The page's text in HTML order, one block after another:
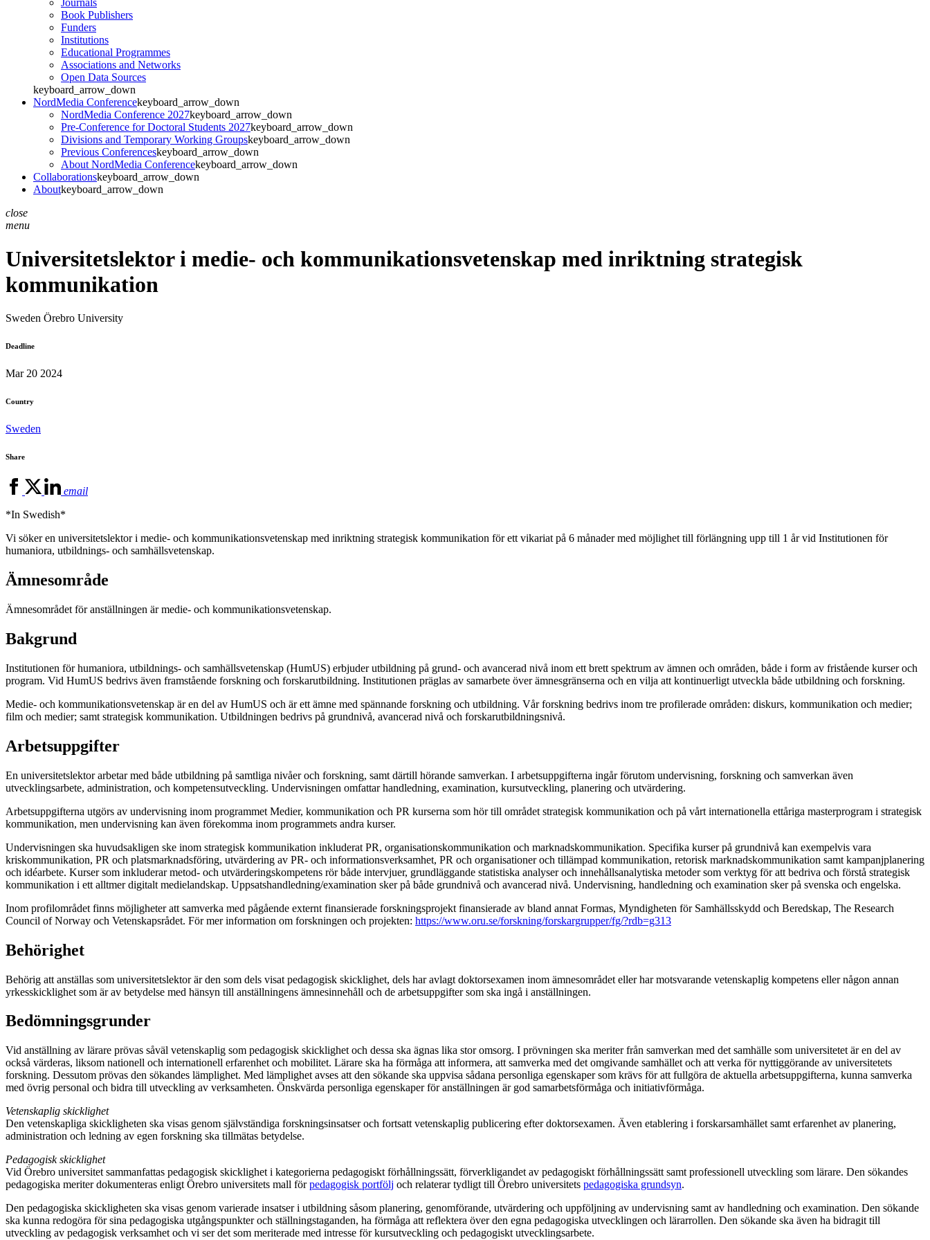
Book Publishers
Funders
Institutions
Educational Programmes
Associations and Networks
Open Data Sources
keyboard_arrow_down
NordMedia Conferencekeyboard_arrow_down
NordMedia Conference 2027keyboard_arrow_down
Pre-Conference for Doctoral Students 2027keyboard_arrow_down
Divisions and Temporary Working Groupskeyboard_arrow_down
Previous Conferenceskeyboard_arrow_down
About NordMedia Conferencekeyboard_arrow_down
Collaborationskeyboard_arrow_down
Aboutkeyboard_arrow_down
close
menu
Universitetslektor i medie- och kommunikationsvetenskap med inriktning strategisk
kommunikation
Sweden Örebro University
Deadline
Mar 20 2024
Country
Sweden
Share
email
*In Swedish*
Vi söker en universitetslektor i medie- och kommunikationsvetenskap med inriktning strategisk kommunikation för ett vikariat på 6 månader med möjlighet till förlängning upp till 1 år vid Institutionen för
humaniora, utbildnings- och samhällsvetenskap.
Ämnesområde
Ämnesområdet för anställningen är medie- och kommunikationsvetenskap.
Bakgrund
Institutionen för humaniora, utbildnings- och samhällsvetenskap (HumUS) erbjuder utbildning på grund- och avancerad nivå inom ett brett spektrum av ämnen och områden, både i form av fristående kurser och
program. Vid HumUS bedrivs även framstående forskning och forskarutbildning. Institutionen präglas av samarbete över ämnesgränserna och en vilja att kontinuerligt utveckla både utbildning och forskning.
Medie- och kommunikationsvetenskap är en del av HumUS och är ett ämne med spännande forskning och utbildning. Vår forskning bedrivs inom tre profilerade områden: diskurs, kommunikation och medier;
film och medier; samt strategisk kommunikation. Utbildningen bedrivs på grundnivå, avancerad nivå och forskarutbildningsnivå.
Arbetsuppgifter
En universitetslektor arbetar med både utbildning på samtliga nivåer och forskning, samt därtill hörande samverkan. I arbetsuppgifterna ingår förutom undervisning, forskning och samverkan även
utvecklingsarbete, administration, och kompetensutveckling. Undervisningen omfattar handledning, examination, kursutveckling, planering och utvärdering.
Arbetsuppgifterna utgörs av undervisning inom programmet Medier, kommunikation och PR kurserna som hör till området strategisk kommunikation och på vårt internationella ettåriga masterprogram i strategisk
kommunikation, men undervisning kan även förekomma inom programmets andra kurser.
Undervisningen ska huvudsakligen ske inom strategisk kommunikation inkluderat PR, organisationskommunikation och marknadskommunikation. Specifika kurser på grundnivå kan exempelvis vara
kriskommunikation, PR och platsmarknadsföring, utvärdering av PR- och informationsverksamhet, PR och organisationer och tillämpad kommunikation, retorisk marknadskommunikation samt kampanjplanering
och idéarbete. Kurser som inkluderar metod- och utvärderingskompetens rör både intervjuer, grundläggande statistiska analyser och innehållsanalytiska metoder som verktyg för att bedriva och förstå strategisk
kommunikation i ett alltmer digitalt medielandskap. Uppsatshandledning/examination sker på både grundnivå och avancerad nivå. Undervisning, handledning och examination sker på svenska och engelska.
Inom profilområdet finns möjligheter att samverka med pågående externt finansierade forskningsprojekt finansierade av bland annat Formas, Myndigheten för Samhällsskydd och Beredskap, The Research
Council of Norway och Vetenskapsrådet. För mer information om forskningen och projekten: https://www.oru.se/forskning/forskargrupper/fg/?rdb=g313
Behörighet
Behörig att anställas som universitetslektor är den som dels visat pedagogisk skicklighet, dels har avlagt doktorsexamen inom ämnesområdet eller har motsvarande vetenskaplig kompetens eller någon annan
yrkesskicklighet som är av betydelse med hänsyn till anställningens ämnesinnehåll och de arbetsuppgifter som ska ingå i anställningen.
Bedömningsgrunder
Vid anställning av lärare prövas såväl vetenskaplig som pedagogisk skicklighet och dessa ska ägnas lika stor omsorg. I prövningen ska meriter från samverkan med det samhälle som universitetet är en del av
också värderas, liksom nationell och internationell erfarenhet och mobilitet. Lärare ska ha förmåga att informera, att samverka med det omgivande samhället och att verka för nyttiggörande av universitetets
forskning. Dessutom prövas den sökandes lämplighet. Med lämplighet avses att den sökande ska uppvisa sådana personliga egenskaper som krävs för att fullgöra de aktuella arbetsuppgifterna, kunna samverka
med övrig personal och bidra till utveckling av verksamheten. Önskvärda personliga egenskaper för anställningen är god samarbetsförmåga och initiativförmåga.
Vetenskaplig skicklighet
Den vetenskapliga skickligheten ska visas genom självständiga forskningsinsatser och fortsatt vetenskaplig publicering efter doktorsexamen. Även etablering i forskarsamhället samt erfarenhet av planering,
administration och ledning av egen forskning ska tillmätas betydelse.
Pedagogisk skicklighet
Vid Örebro universitet sammanfattas pedagogisk skicklighet i kategorierna pedagogiskt förhållningssätt, förverkligandet av pedagogiskt förhållningssätt samt professionell utveckling som lärare. Den sökandes
pedagogiska meriter dokumenteras enligt Örebro universitets mall förpedagogisk portfölj och relaterar tydligt till Örebro universitets pedagogiska grundsyn.
Den pedagogiska skickligheten ska visas genom varierade insatser i utbildning såsom planering, genomförande, utvärdering och uppföljning av undervisning samt av handledning och examination. Den sökande
ska kunna redogöra för sina pedagogiska utgångspunkter och ställningstaganden, ha förmåga att reflektera över den egna pedagogiska utvecklingen och lärarrollen. Den sökande ska även ha bidragit till
utveckling av pedagogisk verksamhet och vi ser det som meriterade med intresse för kursutveckling och pedagogiskt utvecklingsarbete.